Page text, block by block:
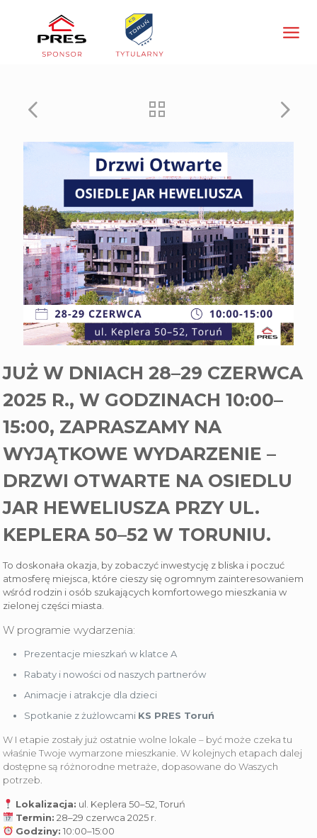
JUŻ W DNIACH28–29 CZERWCA
2025 R., W GODZINACH10:00–
15:00, ZAPRASZAMY NA
WYJĄTKOWE WYDARZENIE –
DRZWI OTWARTE NA OSIEDLU
JAR HEWELIUSZA PRZY UL.
KEPLERA 50–52 W TORUNIU.
To doskonała okazja, by zobaczyć inwestycję z bliska i poczuć
atmosferę miejsca, które cieszy się ogromnym zainteresowaniem
wśród rodzin i osób szukających komfortowego mieszkania w
zielonej części miasta.
W programie wydarzenia:
Prezentacje mieszkań w klatce A
Rabaty i nowości od naszych partnerów
Animacje i atrakcje dla dzieci
Spotkanie z żużlowcami KS PRES Toruń
W I etapie zostały już ostatnie wolne lokale – być może czeka tu
właśnie Twoje wymarzone mieszkanie. W kolejnych etapach dalej
dostępne są różnorodne metraże, dopasowane do Waszych
potrzeb.
Lokalizacja: ul. Keplera 50–52, Toruń
Termin: 28–29 czerwca 2025 r.
Godziny: 10:00–15:00